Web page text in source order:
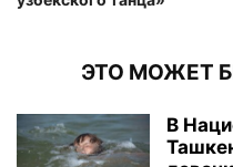
ЭТО МОЖЕТ
В